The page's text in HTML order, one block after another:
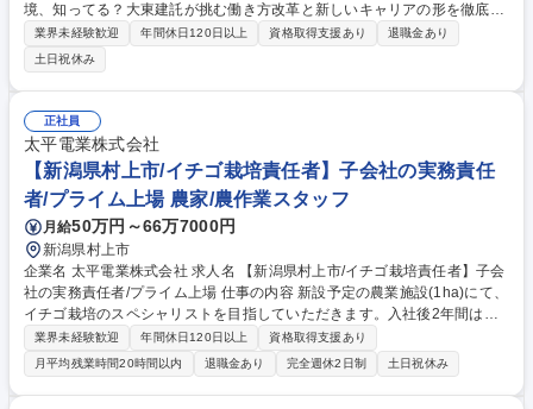
境、知ってる？大東建託が挑む働き方改革と新しいキャリアの形を徹底解
剖！この日限りの特別なセミナーです。ぜひご参加ください。【申込締
切】8/17 (月) 23:59まで 【日程】8/19(水)19:00-20:00 ＠オンライン実施
■本求人へご応募いただくと、セミナーへの参加申し込みが完了します。
後日、視聴URLをご案内いたします。■応募意思・経験は不問。顔出し・
名前公開も不要ですので、お気軽にご参加ください。■セミナー終了後、
選考ご希望の方には、申し込み方法を別途ご案内します。 【詳細ページ】
作成中 募集職種 【8/19(水)開催Webセミナー】大東建託の営業職を徹底
解剖！応募意思/経験不問
業界未経験歓迎 年間休日120日以上 資格取得支援あり
退職金あり
土日祝休み
正社員
太平電業株式会社
【新潟県村上市/イチゴ栽培責任者】子会社の実務責任
者/プライム上場 農家/農作業スタッフ
月給50万円～66万7000円
新潟県村上市
企業名 太平電業株式会社 求人名 【新潟県村上市/イチゴ栽培責任者】子会
社の実務責任者/プライム上場 仕事の内容 新設予定の農業施設(1ha)にて、
イチゴ栽培のスペシャリストを目指していただきます。入社後2年間は研
修期間として以下の教育プログラムを予定し、その後新設する農業法人子
会社の実務責任者をお任せします。 【入社後】■1年目：:新設する農業施
設に導入する設備メーカーが主催する研修プログラムに参加し、設備操作/
保守管理について学びます。■2年目: 村上市のイチゴ農家のもと、雪国な
業界未経験歓迎 年間休日120日以上
資格取得支援あり
月平均残業時間20時間以内
退職金あり 完全週休2日制 土日祝休み